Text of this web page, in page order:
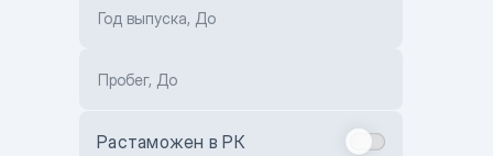
Год выпуска, До
Пробег, До
Растаможен в РК